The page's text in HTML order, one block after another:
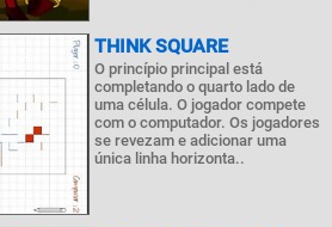
THINK SQUARE
O princípio principal está
completando o quarto lado de
uma célula. O jogador compete
com o computador. Os jogadores
se revezam e adicionar uma
única linha horizonta..